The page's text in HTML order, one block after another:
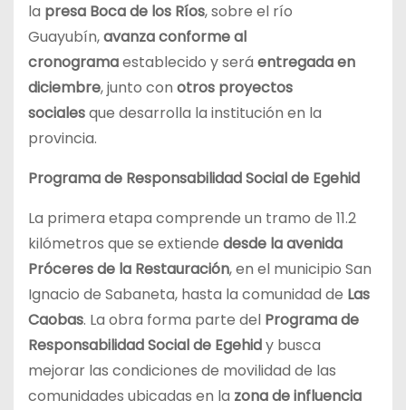
la presa Boca de los Ríos, sobre el río
Guayubín,avanza conforme al
cronogramaestablecido y será entregada en
diciembre, junto con otros proyectos
socialesque desarrolla la institución en la
provincia.
Programa de Responsabilidad Social de Egehid
La primera etapa comprende un tramo de 11.2
kilómetros que se extiende desde la avenida
Próceres de la Restauración, en el municipio San
Ignacio de Sabaneta, hasta la comunidad de Las
Caobas. La obra forma parte del Programa de
Responsabilidad Social de Egehidy busca
mejorar las condiciones de movilidad de las
comunidades ubicadas en la zona de influencia